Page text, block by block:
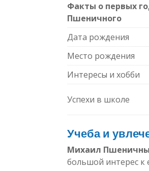
Факты о первых
Пшеничного
Дата рождения
Место рождения
Интересы и хобби
Успехи в школе
Учеба и
Михаил
большой интерес к